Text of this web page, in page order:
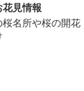
見情報
名所や桜の開花